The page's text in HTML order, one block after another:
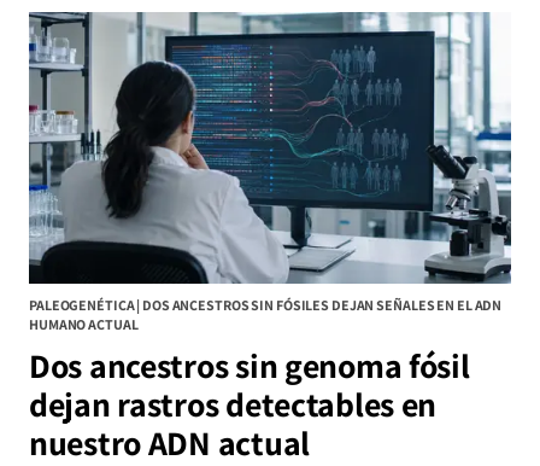
PALEOGENÉTICA | DOS ANCESTROS SIN FÓSILES DEJAN SEÑALES EN EL ADN
HUMANO ACTUAL
Dos ancestros sin genoma fósil
dejan rastros detectables en
nuestro ADN actual